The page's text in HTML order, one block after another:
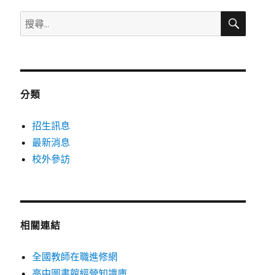
搜
尋
鍵
搜
分類
招生訊息
最新消息
校外參訪
相關連結
全國教師在職進修網